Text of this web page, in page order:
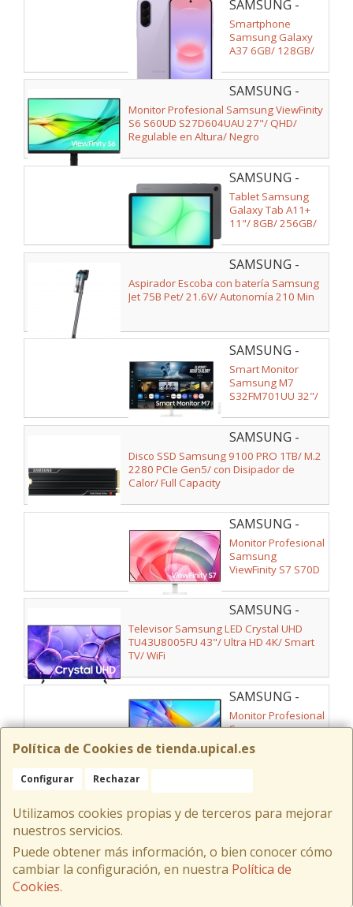
SAMSUNG -
SM-
A376BLVBEUE
Smartphone
Samsung Galaxy
A37 6GB/ 128GB/
SAMSUNG -
LS27D604UAUXEN
Monitor Profesional Samsung ViewFinity
S6 S60UD S27D604UAU 27"/ QHD/
Regulable en Altura/ Negro
SAMSUNG -
SM-
X236BZAPEUB
Tablet Samsung
Galaxy Tab A11+
11"/ 8GB/ 256GB/
SAMSUNG -
VS20B75AGR1/WA
Aspirador Escoba con batería Samsung
Jet 75B Pet/ 21.6V/ Autonomía 210 Min
SAMSUNG -
LS32FM701UUXEN
Smart Monitor
Samsung M7
S32FM701UU 32"/
Smart TV/ Blanco
SAMSUNG -
MZ-VAP1T0CW
Disco SSD Samsung 9100 PRO 1TB/ M.2
2280 PCIe Gen5/ con Disipador de
Calor/ Full Capacity
SAMSUNG -
LS32D701EAUXEN
Monitor Profesional
Samsung
ViewFinity S7 S70D
4K/ Negro
SAMSUNG -
TU43U8005FUXXC
Televisor Samsung LED Crystal UHD
TU43U8005FU 43"/ Ultra HD 4K/ Smart
TV/ WiFi
SAMSUNG -
LS27D800UAUXEN
Monitor Profesional
Samsung
ViewFinity S8
S27D800UAU 27"/
4K/ Regulable en
MZ-V9P1T0CW
2280 PCIe Gen4/ con Disipador de
SAMSUNG -
Política de Cookies de tienda.upical.es
Configurar Rechazar
Utilizamos cookies propias y de terceros para mejorar
nuestros servicios.
Puede obtener más información, o bien conocer cómo
cambiar la configuración, en nuestra Política de
Cookies.